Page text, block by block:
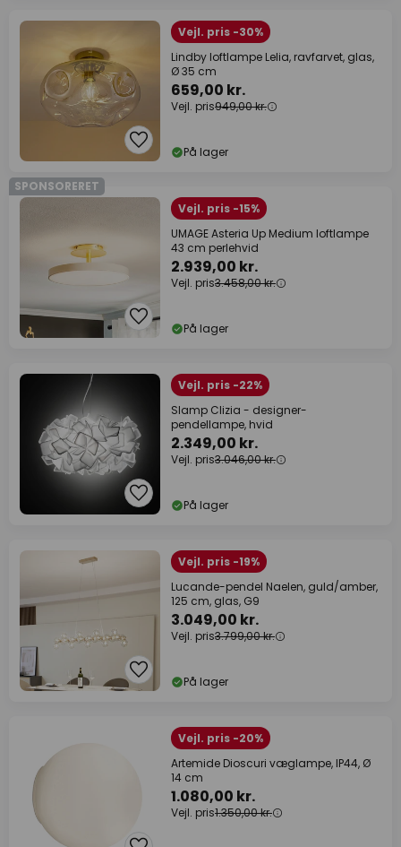
Vejl. pris -30%
Lindby loftlampe Lelia, ravfarvet, glas,
Ø 35 cm
659,00 kr.
Vejl. pris949,00 kr.
På lager
SPONSORERET
Vejl. pris -15%
UMAGE Asteria Up Medium loftlampe
43 cm perlehvid
2.939,00 kr.
Vejl. pris3.458,00 kr.
På lager
Vejl. pris -22%
Slamp Clizia - designer-
pendellampe, hvid
2.349,00 kr.
Vejl. pris3.046,00 kr.
På lager
Vejl. pris -19%
Lucande-pendel Naelen, guld/amber,
125 cm, glas, G9
3.049,00 kr.
Vejl. pris3.799,00 kr.
På lager
Vejl. pris -20%
Artemide Dioscuri væglampe, IP44, Ø
14 cm
1.080,00 kr.
Vejl. pris1.350,00 kr.